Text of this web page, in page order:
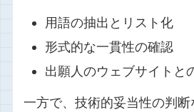
用語の抽出とリスト化
形式的な一貫性の確認
出願人のウェブサイトと
一方で、技術的妥当性の判